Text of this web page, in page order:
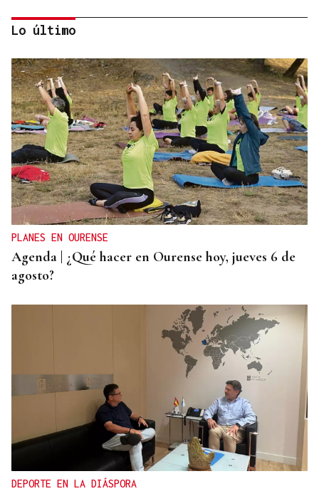
CRISIS HUMANITARIA
La Policía Nacional inicia el triaje de los migrantes
que quedan en Ceuta tras la entrada masiva
Lo último
PLANES EN OURENSE
Agenda | ¿Qué hacer en Ourense hoy, jueves 6 de
agosto?
DEPORTE EN LA DIÁSPORA